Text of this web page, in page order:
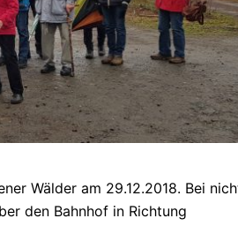
Wälder am 29.12.2018. Bei
den Bahnhof in Richtung